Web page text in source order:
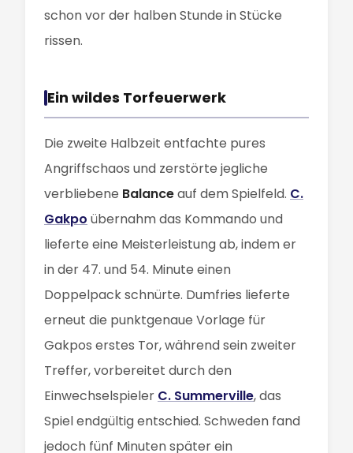
schon vor der halben Stunde in Stücke
rissen.
Ein wildes Torfeuerwerk
Die zweite Halbzeit entfachte pures
Angriffschaos und zerstörte jegliche
verbliebene Balanceauf dem Spielfeld. C.
Gakpo übernahm das Kommando und
lieferte eine Meisterleistung ab, indem er
in der 47. und 54. Minute einen
Doppelpack schnürte. Dumfries lieferte
erneut die punktgenaue Vorlage für
Gakpos erstes Tor, während sein zweiter
Treffer, vorbereitet durch den
Einwechselspieler C. Summerville, das
Spiel endgültig entschied. Schweden fand
jedoch fünf Minuten später ein